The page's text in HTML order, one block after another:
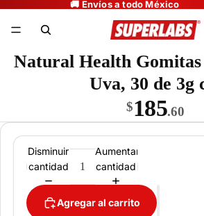
Natural Health Gomitas
Uva, 30 de 3g
$185.60
Disminuir
cantidad
Aumentar
cantidad
Agregar al carrito